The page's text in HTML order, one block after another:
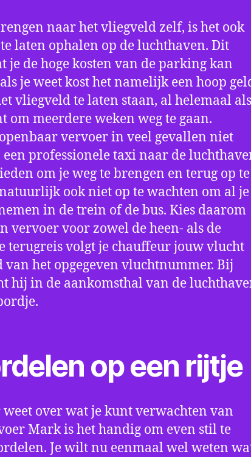
naar het vliegveld zelf, is het ook
laten ophalen op de luchthaven. Dit
je de hoge kosten van de parking kan
je weet kost het namelijk een hoop
vliegveld te laten staan, al helemaal als
om meerdere weken weg te gaan.
vervoer in veel gevallen niet
professionele taxi naar de
om je weg te brengen en terug op te
ook niet op te wachten om al je
in de trein of de bus. Kies daarom
vervoer voor zowel de heen- als de
terugreis volgt je chauffeur jouw vlucht
van het opgegeven vluchtnummer. Bij
hij in de aankomsthal van de
op een rijtje
weet over wat je kunt verwachten van
Mark is het handig om even stil te
Je wilt nu eenmaal wel weten